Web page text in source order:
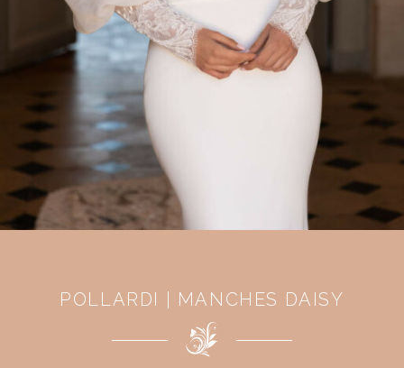
POLLARDI | MANCHES DAISY